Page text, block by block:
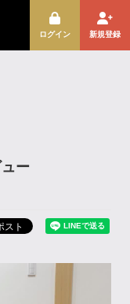
ログイン 新規登録
ー